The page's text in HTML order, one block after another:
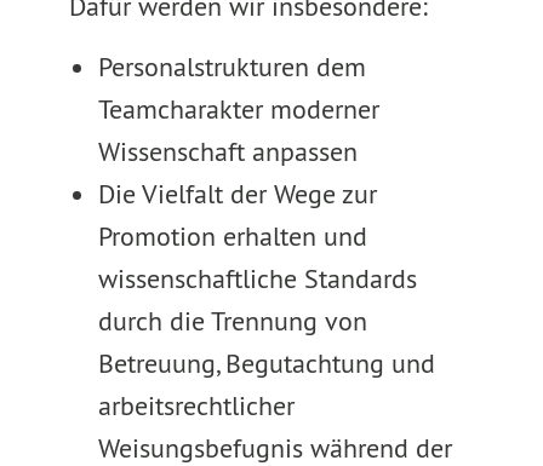
Personalstrukturen dem
Teamcharakter moderner
Wissenschaft anpassen
Die Vielfalt der Wege zur
Promotion erhalten und
wissenschaftliche Standards
durch die Trennung von
Betreuung, Begutachtung und
arbeitsrechtlicher
Weisungsbefugnis während der